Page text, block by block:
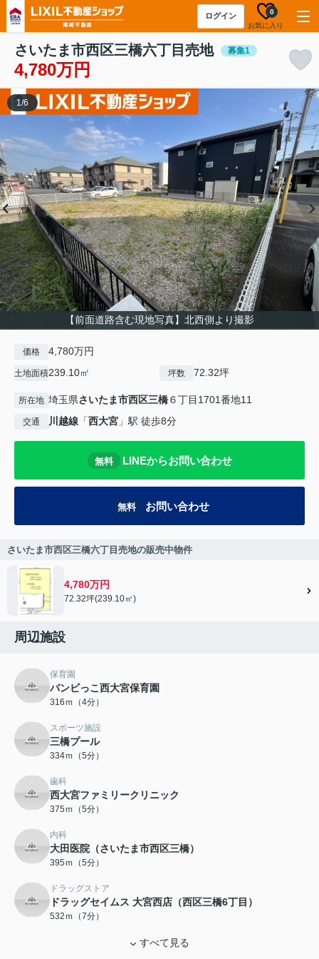
ログイン
お気に入り
0
さいたま市西区三橋六丁目売地 募集1
4,780万円
【前面道路含む現地写真】北西側より撮影
1/6
価格 4,780万円
土地面積239.10㎡ 坪数 72.32坪
所在地 埼玉県さいたま市西区三橋６丁目1701番地11
交通 川越線 「西大宮 」駅 徒歩8分
無料 LINEからお問い合わせ
無料 お問い合わせ
さいたま市西区三橋六丁目売地の販売中物件
4,780万円
72.32坪(239.10㎡)
周辺施設
保育園
バンビっこ西大宮保育園
316ｍ（4分）
スポーツ施設
三橋プール
334ｍ（5分）
歯科
西大宮ファミリークリニック
375ｍ（5分）
内科
大田医院（さいたま市西区三橋）
395ｍ（5分）
ドラッグストア
ドラッグセイムス 大宮西店（西区三橋6丁目）
532ｍ（7分）
すべて見る